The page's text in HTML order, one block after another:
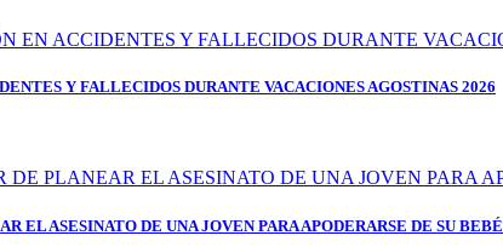
Y FALLECIDOS DURANTE VACACIONES AGOSTINAS 2026
EL ASESINATO DE UNA JOVEN PARA APODERARSE DE SU BEBÉ